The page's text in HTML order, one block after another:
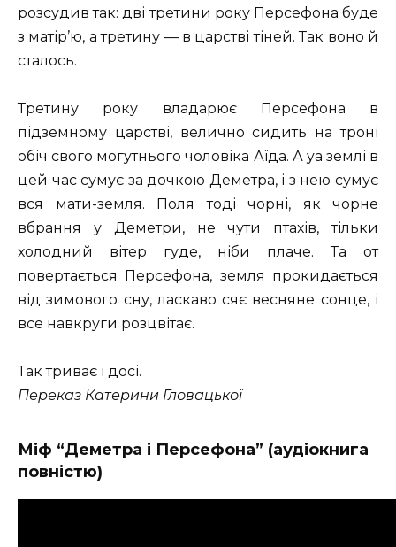
розсудив так: дві третини року Персефона буде
з матір’ю, а третину — в царстві тіней. Так воно й
сталось.
Третину року владарює Персефона в
підземному царстві, велично сидить на троні
обіч свого могутнього чоловіка Аїда. А yа землі в
цей час сумує за дочкою Деметра, і з нею сумує
вся мати-земля. Поля тоді чорні, як чорне
вбрання у Деметри, не чути птахів, тільки
холодний вітер гуде, ніби плаче. Та от
повертається Персефона, земля прокидається
від зимового сну, ласкаво сяє весняне сонце, і
все навкруги розцвітає.
Так триває і досі.
Переказ Катерини Гловацької
Міф “Деметра і Персефона” (аудіокнига
повністю)